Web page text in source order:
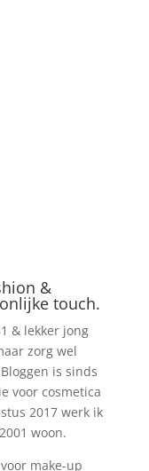
&
touch.
& lekker jong
zorg wel
is sinds
voor cosmetica
2017 werk ik
woon.
make-up